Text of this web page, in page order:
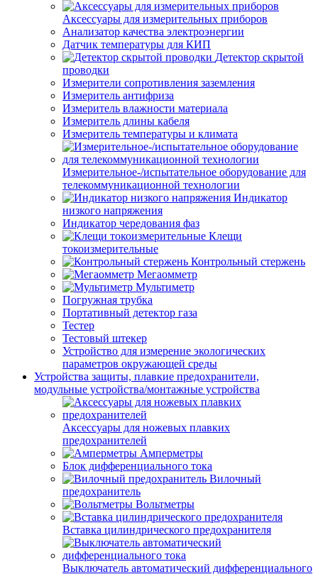
Аксессуары для измерительных приборов
Анализатор качества электроэнергии
Датчик температуры для КИП
Детектор скрытой
проводки
Измерители сопротивления заземления
Измеритель антифриза
Измеритель влажности материала
Измеритель длины кабеля
Измеритель температуры и климата
Измерительное-/испытательное оборудование для
телекоммуникационной технологии
Индикатор
низкого напряжения
Индикатор чередования фаз
Клещи
токоизмерительные
Контрольный стержень
Мегаомметр
Мультиметр
Погружная трубка
Портативный детектор газа
Тестер
Тестовый штекер
Устройство для измерение экологических
параметров окружающей среды
Устройства защиты, плавкие предохранители,
модульные устройства/монтажные устройства
Аксессуары для ножевых плавких
предохранителей
Амперметры
Блок дифференциального тока
Вилочный
предохранитель
Вольтметры
Вставка цилиндрического предохранителя
Выключатель автоматический дифференциального